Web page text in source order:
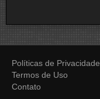
Políticas de Privacidade
Termos de Uso
Contato